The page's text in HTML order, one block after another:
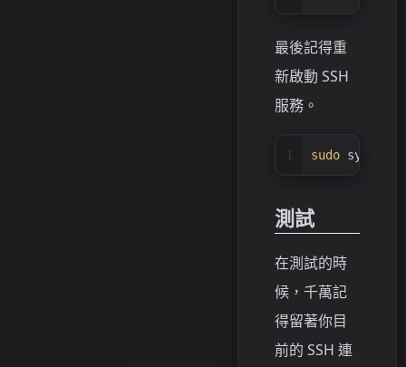
最後記得重
新啟動 SSH
服務。
1 sudo
測試
在測試的時
候，千萬記
得留著你目
前的 SSH 連